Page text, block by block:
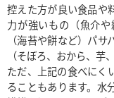
控えた方が良い食品や
力が強いもの（魚介
（海苔や餅など）パ
（そぼろ、おから、芋
ただ、上記の食べにく
ることもあります。水